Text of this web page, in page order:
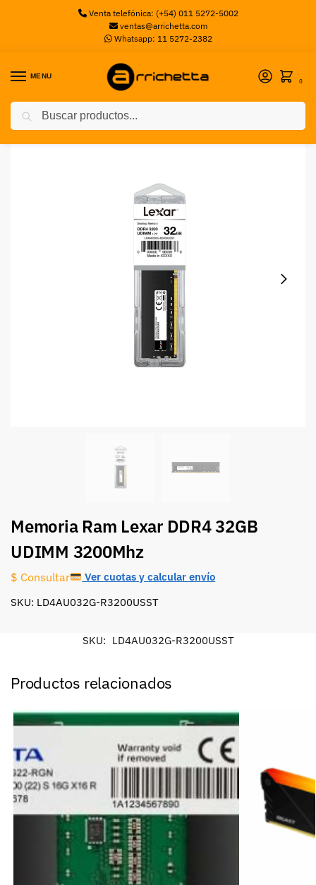
Venta telefónica: (+54) 011 5272-5002
ventas@arrichetta.com
Whatsapp: 11 5272-2382
MENU
0
Inicio Memorias PC / Memoria Ram Lexar DDR4 32GB UDIMM 3200Mhz
Memoria Ram Lexar DDR4 32GB
UDIMM 3200Mhz
$ Consultar Ver cuotas y calcular envío
SKU: LD4AU032G-R3200USST
SKU: LD4AU032G-R3200USST
Productos relacionados